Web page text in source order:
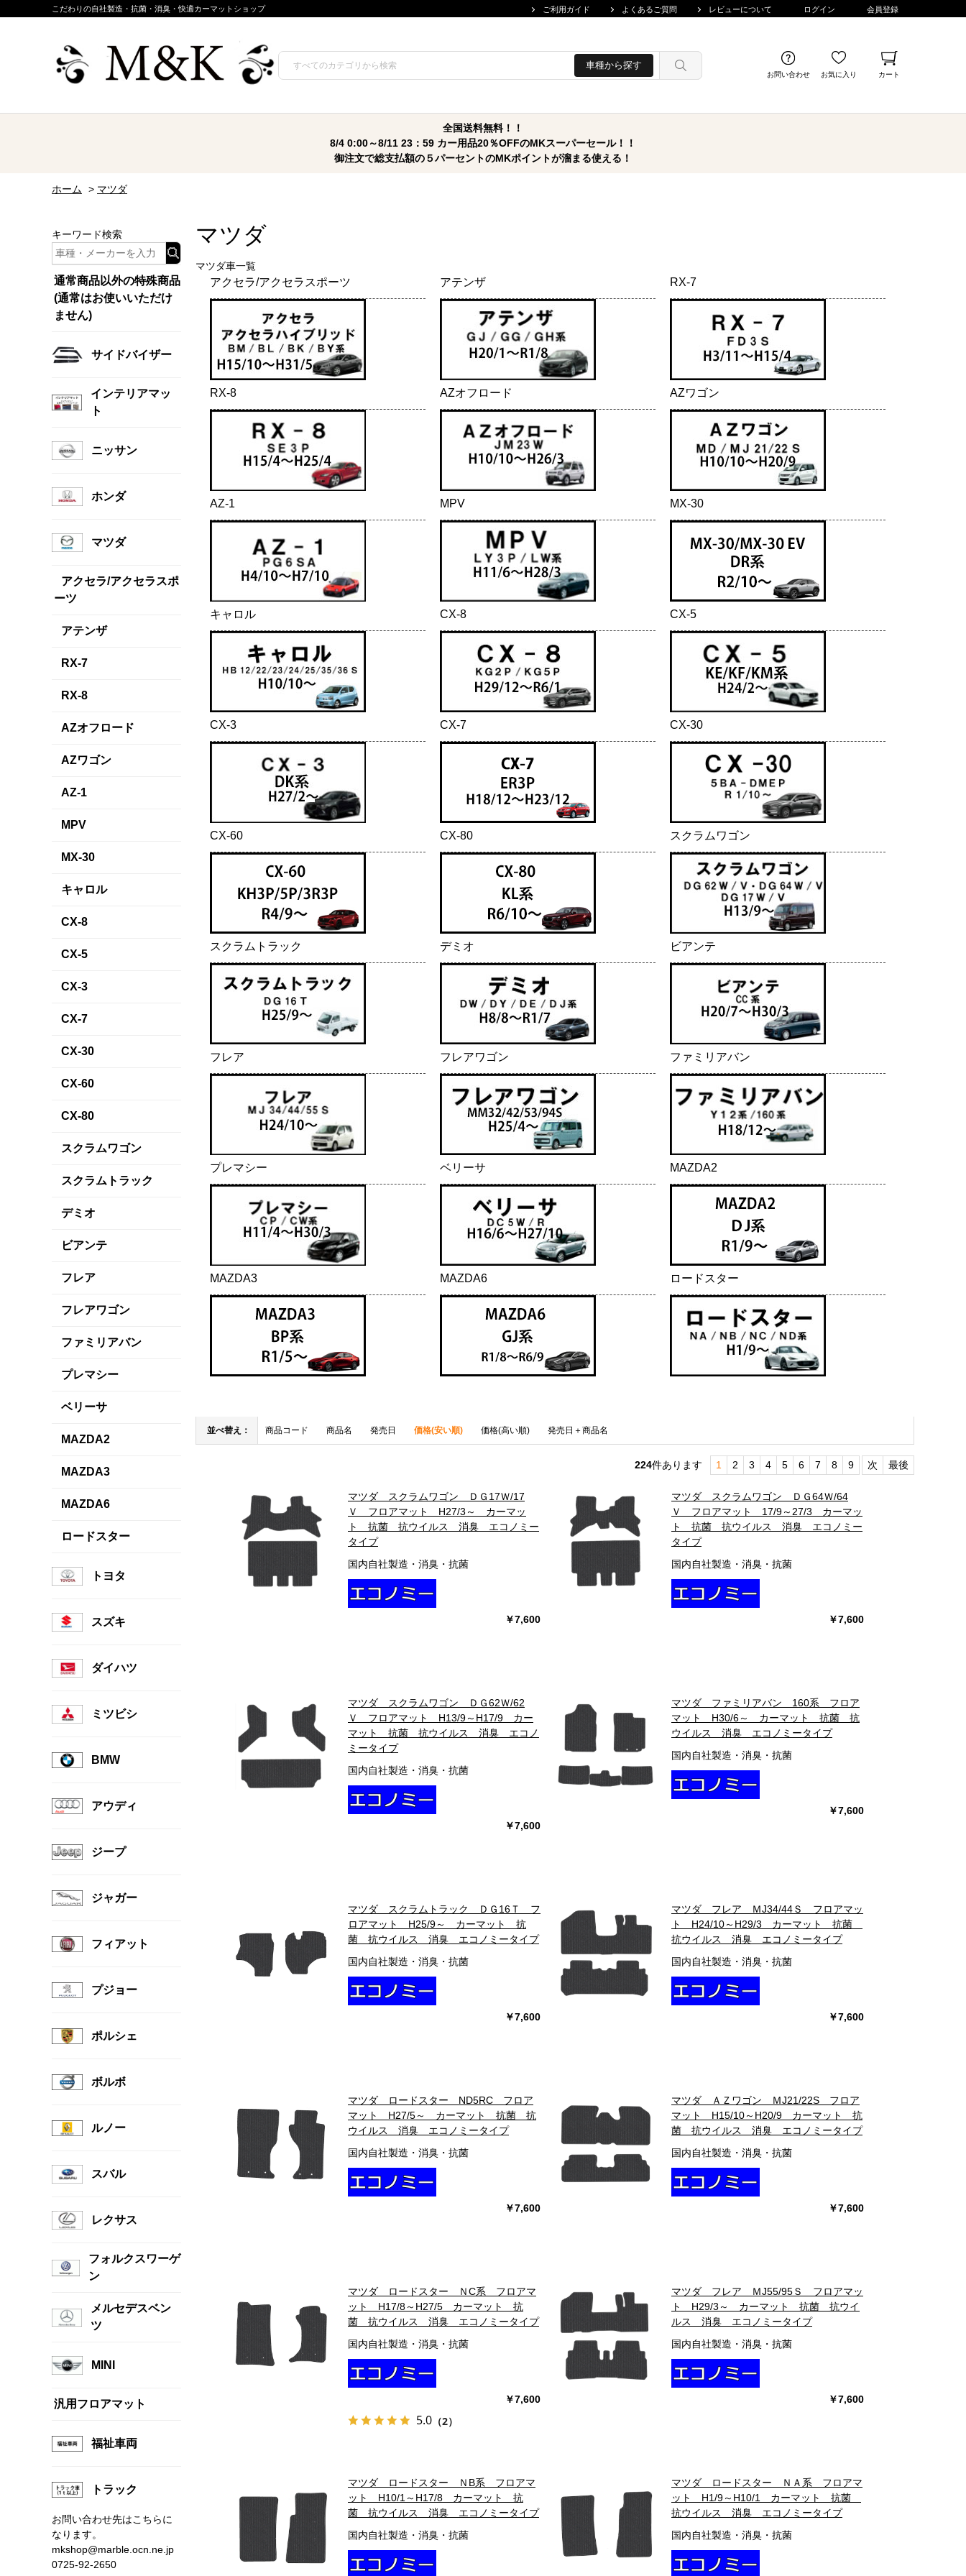
こだわりの自社製造・抗菌・消臭・快適カーマットショップ ご利用ガイド よくあるご質問 レビューについて ログイン 会員登録
車種から探す
お問い合わせ お気に入り カート
全国送料無料！！
8/4 0:00～8/11 23：59 カー用品20％OFFのMKスーパーセール！！
御注文で総支払額の５パーセントのMKポイントが溜まる使える！
ホーム > マツダ
キーワード検索
通常商品以外の特殊商品
(通常はお使いいただけ
ません)
サイドバイザー
インテリアマッ
ト
ニッサン
ホンダ
マツダ
アクセラ/アクセラスポ
ーツ
アテンザ
RX-7
RX-8
AZオフロード
AZワゴン
AZ-1
MPV
MX-30
キャロル
CX-8
CX-5
CX-3
CX-7
CX-30
CX-60
CX-80
スクラムワゴン
スクラムトラック
デミオ
ビアンテ
フレア
フレアワゴン
ファミリアバン
プレマシー
ベリーサ
MAZDA2
MAZDA3
MAZDA6
ロードスター
トヨタ
スズキ
ダイハツ
ミツビシ
BMW
アウディ
ジープ
ジャガー
フィアット
プジョー
ポルシェ
ボルボ
ルノー
スバル
レクサス
フォルクスワーゲ
ン
メルセデスベン
ツ
MINI
汎用フロアマット
福祉車両
トラック
お問い合わせ先はこちらに
なります。
mkshop@marble.ocn.ne.jp
0725-92-2650
マツダ
マツダ車一覧
アクセラ/アクセラスポーツ アテンザ RX-7
RX-8 AZオフロード AZワゴン
AZ-1 MPV MX-30
キャロル CX-8 CX-5
CX-3 CX-7 CX-30
CX-60 CX-80 スクラムワゴン
スクラムトラック デミオ ビアンテ
フレア フレアワゴン ファミリアバン
プレマシー ベリーサ MAZDA2
MAZDA3 MAZDA6 ロードスター
並べ替え： 商品コード 商品名 発売日 価格(安い順) 価格(高い順) 発売日＋商品名
224件あります 1 2 3 4 5 6 7 8 9 次 最後
マツダ スクラムワゴン ＤＧ17Ｗ/17
Ｖ フロアマット H27/3～ カーマッ
ト 抗菌 抗ウイルス 消臭 エコノミー
タイプ
国内自社製造・消臭・抗菌
￥7,600
マツダ スクラムワゴン ＤＧ64Ｗ/64
Ｖ フロアマット 17/9～27/3 カーマッ
ト 抗菌 抗ウイルス 消臭 エコノミー
タイプ
国内自社製造・消臭・抗菌
￥7,600
マツダ スクラムワゴン ＤＧ62Ｗ/62
Ｖ フロアマット H13/9～H17/9 カー
マット 抗菌 抗ウイルス 消臭 エコノ
ミータイプ
国内自社製造・消臭・抗菌
￥7,600
マツダ ファミリアバン 160系 フロア
マット H30/6～ カーマット 抗菌 抗
ウイルス 消臭 エコノミータイプ
国内自社製造・消臭・抗菌
￥7,600
マツダ スクラムトラック ＤＧ16Ｔ フ
ロアマット H25/9～ カーマット 抗
菌 抗ウイルス 消臭 エコノミータイプ
国内自社製造・消臭・抗菌
￥7,600
マツダ フレア ＭJ34/44Ｓ フロアマッ
ト H24/10～H29/3 カーマット 抗菌
抗ウイルス 消臭 エコノミータイプ
国内自社製造・消臭・抗菌
￥7,600
マツダ ロードスター ND5RC フロア
マット H27/5～ カーマット 抗菌 抗
ウイルス 消臭 エコノミータイプ
国内自社製造・消臭・抗菌
￥7,600
マツダ ＡＺワゴン ＭJ21/22S フロア
マット H15/10～H20/9 カーマット 抗
菌 抗ウイルス 消臭 エコノミータイプ
国内自社製造・消臭・抗菌
￥7,600
マツダ ロードスター ＮC系 フロアマ
ット H17/8～H27/5 カーマット 抗
菌 抗ウイルス 消臭 エコノミータイプ
国内自社製造・消臭・抗菌
￥7,600
5.0 （2）
マツダ フレア ＭJ55/95Ｓ フロアマッ
ト H29/3～ カーマット 抗菌 抗ウイ
ルス 消臭 エコノミータイプ
国内自社製造・消臭・抗菌
￥7,600
マツダ ロードスター ＮB系 フロアマ
ット H10/1～H17/8 カーマット 抗
菌 抗ウイルス 消臭 エコノミータイプ
国内自社製造・消臭・抗菌
マツダ ロードスター ＮＡ系 フロアマ
ット H1/9～H10/1 カーマット 抗菌
抗ウイルス 消臭 エコノミータイプ
国内自社製造・消臭・抗菌